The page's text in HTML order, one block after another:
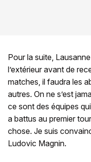
Pour la suite,
l’extérieur avant de
matches, il faudra les
autres. On ne s’est
ce sont des équipes
a battus au premier
chose. Je suis
Ludovic Magnin.